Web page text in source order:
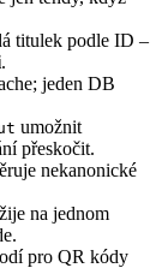
titulek podle ID –
.
jeden DB
umožnit
přeskočit.
nekanonické
na jednom
pro QR kódy